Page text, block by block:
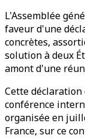
L'Assemblée
faveur d'une
concrètes,
solution à deux
amont d'une
Cette
conférence
organisée en
France, sur ce